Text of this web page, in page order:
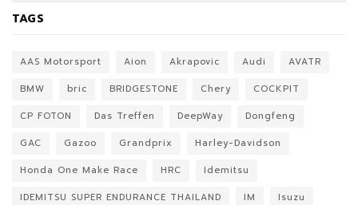
TAGS
AAS Motorsport Aion Akrapovic Audi
AVATR
BMW
bric BRIDGESTONE Chery
COCKPIT
CP FOTON
Das Treffen DeepWay
Dongfeng
GAC
Gazoo Grandprix
Harley-Davidson
Honda One Make Race
HRC
Idemitsu
IDEMITSU SUPER ENDURANCE THAILAND
IM
Isuzu